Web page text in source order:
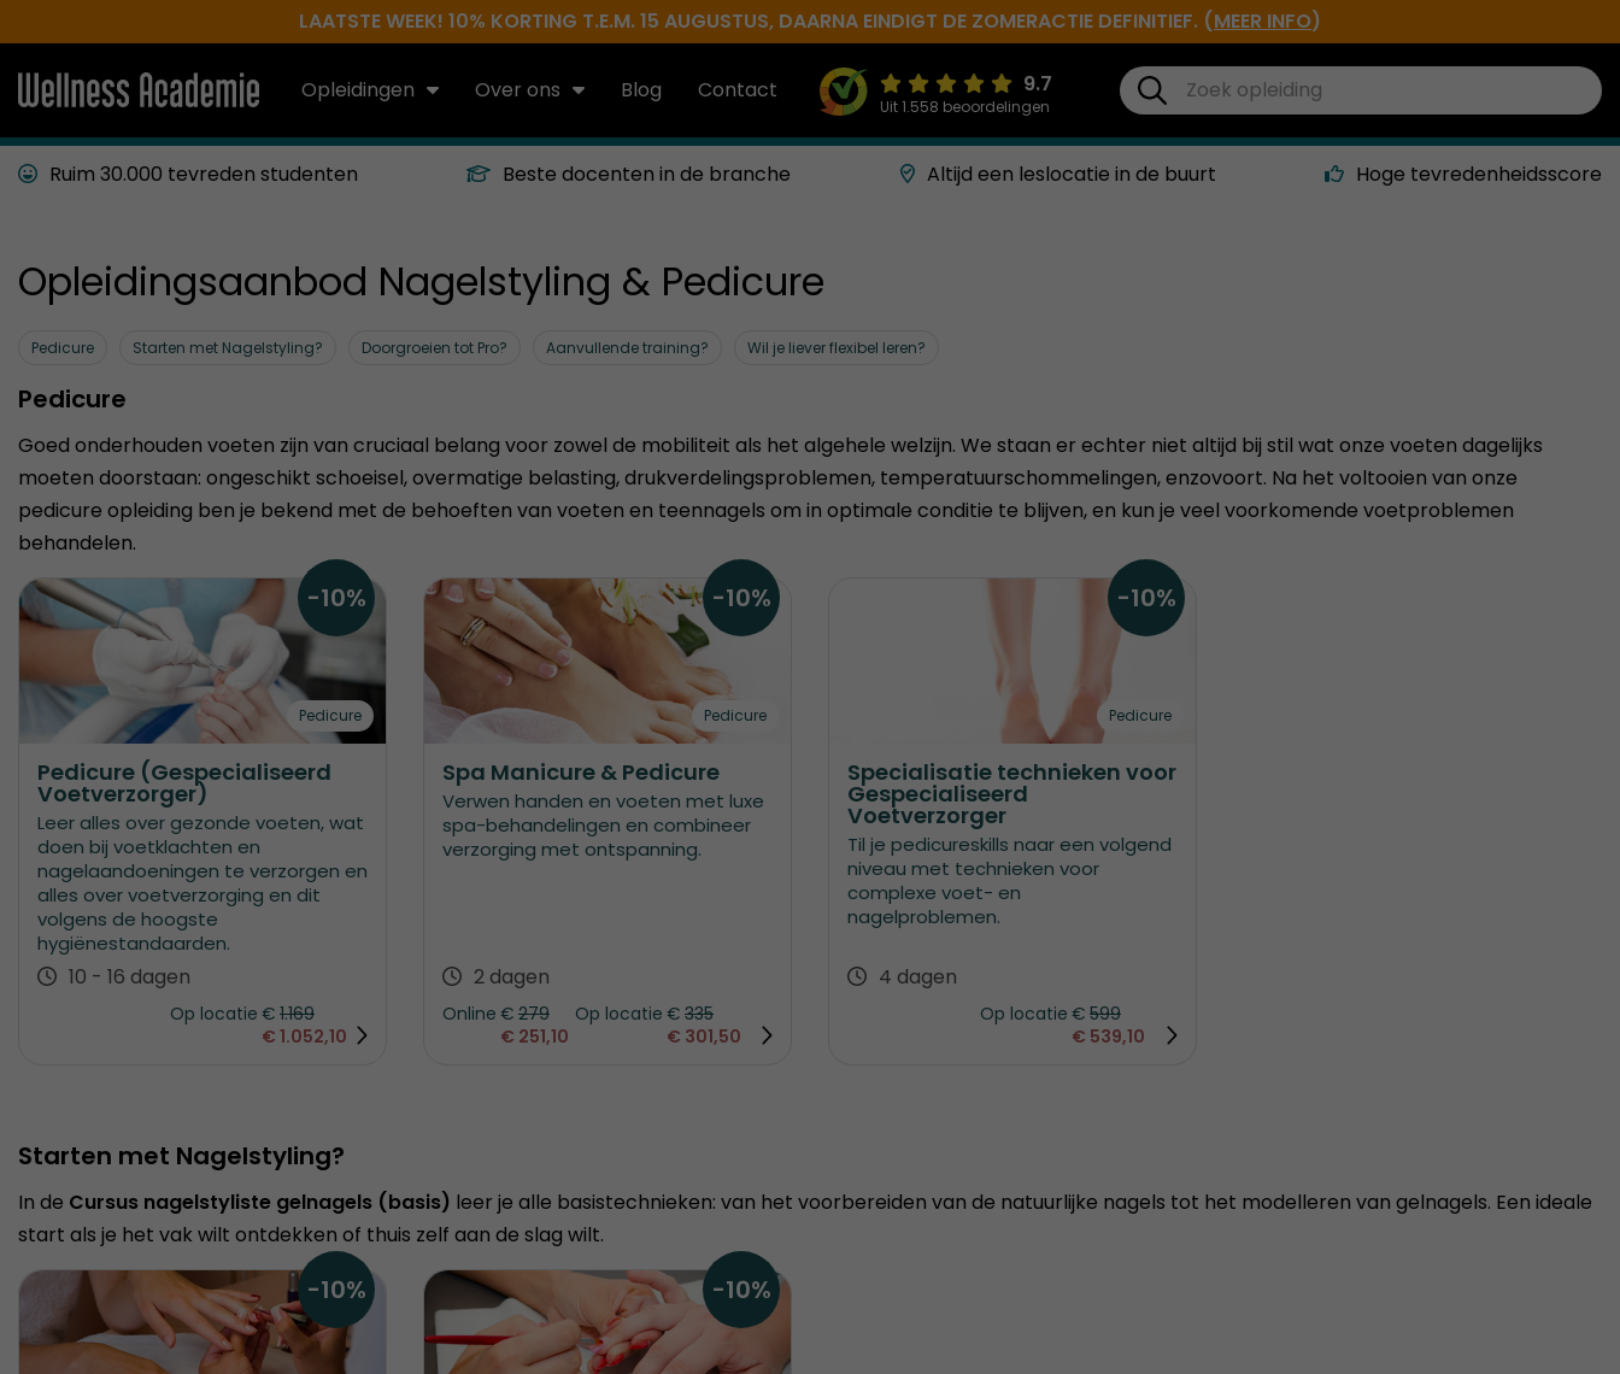
LAATSTE WEEK! 10% KORTING T.E.M. 15 AUGUSTUS, DAARNA EINDIGT DE ZOMERACTIE DEFINITIEF. (MEER INFO)
Opleidingen Over ons Blog Contact 9.7
Uit 1.558 beoordelingen
Ruim 30.000 tevreden studenten Beste docenten in de branche Altijd een leslocatie in de buurt Hoge tevredenheidsscore
Opleidingsaanbod Nagelstyling & Pedicure
Lees de volledige beschrijving
Pedicure Starten met Nagelstyling? Doorgroeien tot Pro? Aanvullende training? Wil je liever flexibel leren?
Pedicure
Goed onderhouden voeten zijn van cruciaal belang voor zowel de mobiliteit als het algehele welzijn. We staan er echter niet altijd bij stil wat onze voeten dagelijks
moeten doorstaan: ongeschikt schoeisel, overmatige belasting, drukverdelingsproblemen, temperatuurschommelingen, enzovoort. Na het voltooien van onze
pedicure opleiding ben je bekend met de behoeften van voeten en teennagels om in optimale conditie te blijven, en kun je veel voorkomende voetproblemen
behandelen.
-10%
Pedicure
Pedicure (Gespecialiseerd
Voetverzorger)
Leer alles over gezonde voeten, wat
doen bij voetklachten en
nagelaandoeningen te verzorgen en
alles over voetverzorging en dit
volgens de hoogste
hygiënestandaarden.
10 - 16 dagen
Op locatie € 1.169
€ 1.052,10
-10%
Pedicure
Spa Manicure & Pedicure
Verwen handen en voeten met luxe
spa-behandelingen en combineer
verzorging met ontspanning.
2 dagen
Online € 279 Op locatie € 335
€ 251,10
€ 301,50
-10%
Pedicure
Specialisatie technieken voor
Gespecialiseerd
Voetverzorger
Til je pedicureskills naar een volgend
niveau met technieken voor
complexe voet- en
nagelproblemen.
4 dagen
Op locatie € 599
€ 539,10
Starten met Nagelstyling?
In de Cursus nagelstyliste gelnagels (basis) leer je alle basistechnieken: van het voorbereiden van de natuurlijke nagels tot het modelleren van gelnagels. Een ideale
start als je het vak wilt ontdekken of thuis zelf aan de slag wilt.
-10% -10%